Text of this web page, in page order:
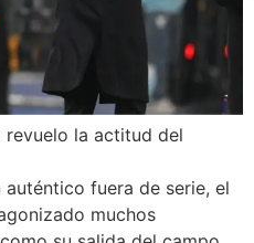
revuelo la actitud del
fuera de serie, el
muchos